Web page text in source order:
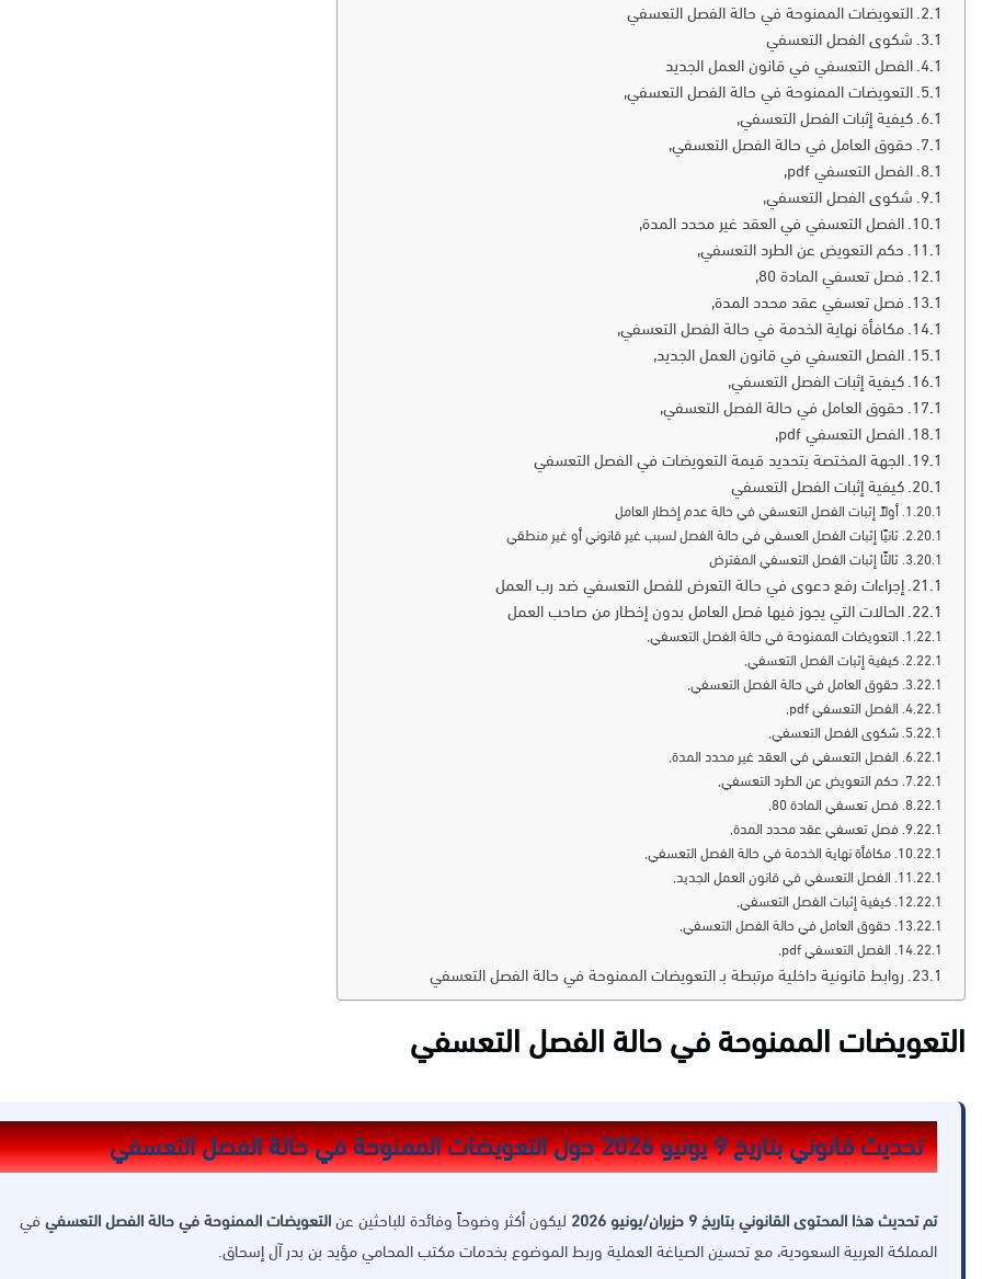
التعويضات الممنوحة في حالة الفصل التعسفي
شكوى الفصل التعسفي
الفصل التعسفي في قانون العمل الجديد
التعويضات الممنوحة في حالة الفصل التعسفي,
كيفية إثبات الفصل التعسفي,
حقوق العامل في حالة الفصل التعسفي,
الفصل التعسفي pdf‏,
شكوى الفصل التعسفي,
الفصل التعسفي في العقد غير محدد المدة,
حكم التعويض عن الطرد التعسفي,
فصل تعسفي المادة 80,
فصل تعسفي عقد محدد المدة,
مكافأة نهاية الخدمة في حالة الفصل التعسفي,
الفصل التعسفي في قانون العمل الجديد,
كيفية إثبات الفصل التعسفي,
حقوق العامل في حالة الفصل التعسفي,
الفصل التعسفي pdf‏,
الجهة المختصة بتحديد قيمة التعويضات في الفصل التعسفي
كيفية إثبات الفصل التعسفي
أولاً إثبات الفصل التعسفي في حالة عدم إخطار العامل
ثانيًا إثبات الفصل العسفي في حالة الفصل لسبب غير قانوني أو غير منطقي
ثالثًا إثبات الفصل التعسفي المفترض
إجراءات رفع دعوى في حالة التعرض للفصل التعسفي ضد رب العمل
الحالات التي يجوز فيها فصل العامل بدون إخطار من صاحب العمل
التعويضات الممنوحة في حالة الفصل التعسفي,
كيفية إثبات الفصل التعسفي,
حقوق العامل في حالة الفصل التعسفي,
الفصل التعسفي pdf‏,
شكوى الفصل التعسفي,
الفصل التعسفي في العقد غير محدد المدة,
حكم التعويض عن الطرد التعسفي,
فصل تعسفي المادة 80,
فصل تعسفي عقد محدد المدة,
مكافأة نهاية الخدمة في حالة الفصل التعسفي,
الفصل التعسفي في قانون العمل الجديد,
كيفية إثبات الفصل التعسفي,
حقوق العامل في حالة الفصل التعسفي,
الفصل التعسفي pdf‏,
روابط قانونية داخلية مرتبطة بـ التعويضات الممنوحة في حالة الفصل التعسفي
التعويضات الممنوحة في حالة الفصل التعسفي
تحديث قانوني بتاريخ 9 يونيو 2026 حول التعويضات الممنوحة في حالة الفصل التعسفي
تم تحديث هذا المحتوى القانوني بتاريخ 9 حزيران/يونيو 2026 ليكون أكثر وضوحاً وفائدة للباحثين عنالتعويضات الممنوحة في حالة الفصل التعسفي في
المملكة العربية السعودية، مع تحسين الصياغة العملية وربط الموضوع بخدمات مكتب المحامي مؤيد بن بدر آل إسحاق.